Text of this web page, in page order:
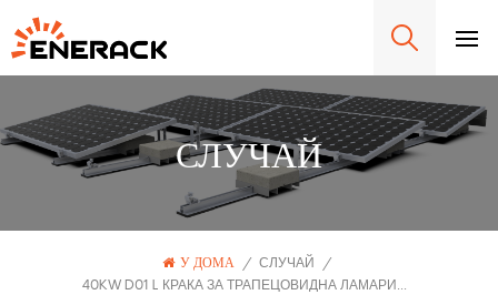
СЛУЧАЙ
У ДОМА / СЛУЧАЙ
/
40KW D01 L КРАКА ЗА ТРАПЕЦОВИДНА ЛАМАРИНА В НОВА ЗЕЛАНДИЯ